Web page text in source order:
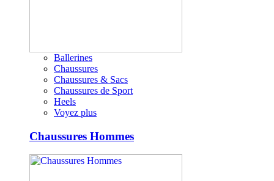
Ballerines
Chaussures
Chaussures & Sacs
Chaussures de Sport
Heels
Voyez plus
Chaussures Hommes